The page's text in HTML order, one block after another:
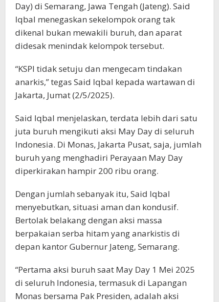
Day) di Semarang, Jawa Tengah (Jateng). Said
Iqbal menegaskan sekelompok orang tak
dikenal bukan mewakili buruh, dan aparat
didesak menindak kelompok tersebut.
“KSPI tidak setuju dan mengecam tindakan
anarkis,” tegas Said Iqbal kepada wartawan di
Jakarta, Jumat (2/5/2025).
Said Iqbal menjelaskan, terdata lebih dari satu
juta buruh mengikuti aksi May Day di seluruh
Indonesia. Di Monas, Jakarta Pusat, saja, jumlah
buruh yang menghadiri Perayaan May Day
diperkirakan hampir 200 ribu orang.
Dengan jumlah sebanyak itu, Said Iqbal
menyebutkan, situasi aman dan kondusif.
Bertolak belakang dengan aksi massa
berpakaian serba hitam yang anarkistis di
depan kantor Gubernur Jateng, Semarang.
“Pertama aksi buruh saat May Day 1 Mei 2025
di seluruh Indonesia, termasuk di Lapangan
Monas bersama Pak Presiden, adalah aksi